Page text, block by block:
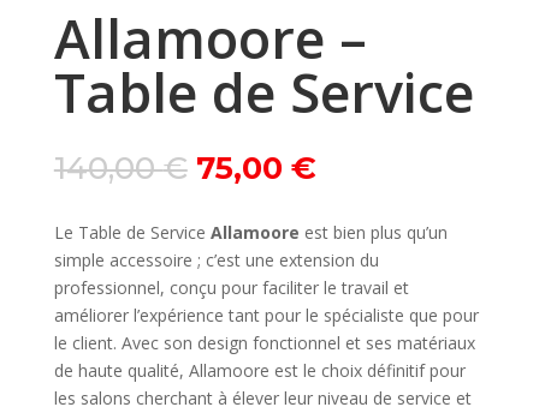
Allamoore –
Table de Service
140,00€ Le
prix
initial
était :
140,00 €.
75,00 €Le
actuel
est :
75,00 €.
Le Table de Service Allamoore est bien plus qu’un
simple accessoire ; c’est une extension du
professionnel, conçu pour faciliter le travail et
améliorer l’expérience tant pour le spécialiste que pour
le client. Avec son design fonctionnel et ses matériaux
de haute qualité, Allamoore est le choix définitif pour
les salons cherchant à élever leur niveau de service et